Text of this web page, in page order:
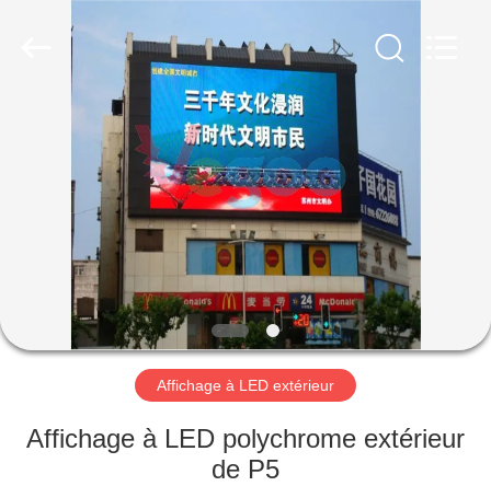
MAISON
PRODUITS
VIDÉOS
PROPOS
Affichage à LED extérieur
Affichage à LED polychrome extérieur
de P5